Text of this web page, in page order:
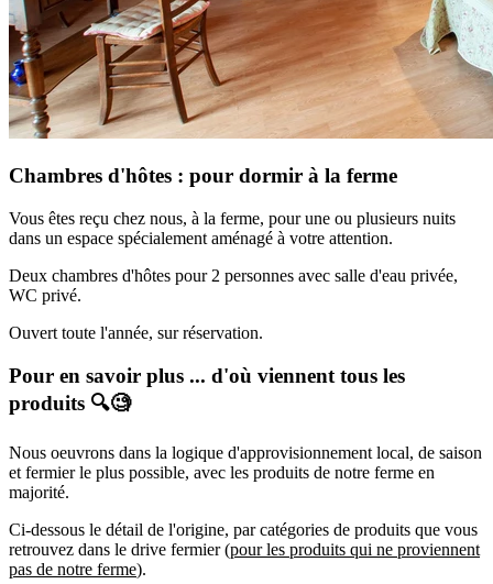
Chambres d'hôtes : pour dormir à la ferme
Vous êtes reçu chez nous, à la ferme, pour une ou plusieurs nuits
dans un espace spécialement aménagé à votre attention.
Deux chambres d'hôtes pour 2 personnes avec salle d'eau privée,
WC privé.
Ouvert toute l'année, sur réservation.
Pour en savoir plus ... d'où viennent tous les
produits 🔍🧐
Nous oeuvrons dans la logique d'approvisionnement local, de saison
et fermier le plus possible, avec les produits de notre ferme en
majorité.
Ci-dessous le détail de l'origine, par catégories de produits que vous
retrouvez dans le drive fermier (pour les produits qui ne proviennent
pas de notre ferme).